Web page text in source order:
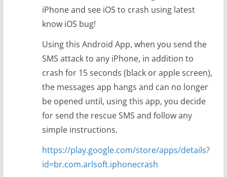
iPhone and see iOS to crash using latest
know iOS bug!
Using this Android App, when you send the
SMS attack to any iPhone, in addition to
crash for 15 seconds (black or apple screen),
the messages app hangs and can no longer
be opened until, using this app, you decide
for send the rescue SMS and follow any
simple instructions.
https://play.google.com/store/apps/details?
id=br.com.arlsoft.iphonecrash